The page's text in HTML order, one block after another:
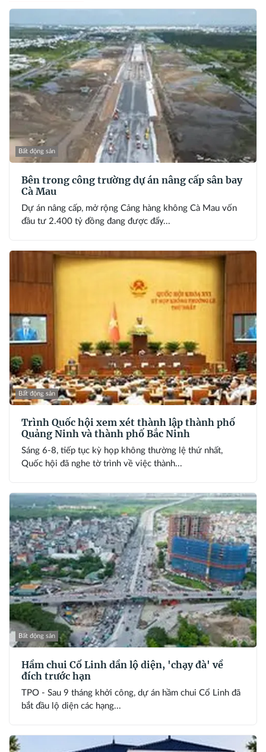
Bất động sản
Bên trong công trường dự án nâng cấp sân bay
Cà Mau
Dự án nâng cấp, mở rộng Cảng hàng không Cà Mau vốn
đầu tư 2.400 tỷ đồng đang được đẩy...
Bất động sản
Trình Quốc hội xem xét thành lập thành phố
Quảng Ninh và thành phố Bắc Ninh
Sáng 6-8, tiếp tục kỳ họp không thường lệ thứ nhất,
Quốc hội đã nghe tờ trình về việc thành...
Bất động sản
Hầm chui Cổ Linh dần lộ diện, 'chạy đà' về
đích trước hạn
TPO - Sau 9 tháng khởi công, dự án hầm chui Cổ Linh đã
bắt đầu lộ diện các hạng...